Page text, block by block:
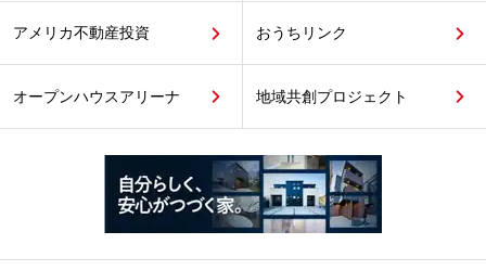
アメリカ不動産投資 おうちリンク
オープンハウスアリーナ 地域共創プロジェクト